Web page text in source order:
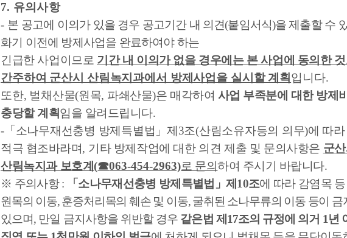
7. 유의사항
- 본 공고에 이의가 있을 경우 공고기간 내 의견(붙임서식)을 제출할 수
화기 이전에 방제사업을 완료하여야 하는
긴급한 사업이므로 기간 내 이의가 없을 경우에는 본 사업에 동의한
간주하여 군산시 산림녹지과에서 방제사업을 실시할 계획 입니다.
또한, 벌채 산물(원목, 파쇄산물)은 매각하여 사업 부족분에 대한 방제
충당할 계획임을 알려드립니다.
- 「 소나무재선충병 방제특별법 」제 3조(산림소유자등의 의무)에 따라
적극 협조바라며, 기타 방제작업에 대한 의견 제출 및 문의사항은 군
산림녹지과 보호계(☎063-454-2963)로 문의하여 주시기 바랍니다.
※ 주의사항: 「 소나무재선충병 방제특별법 」제 10조에 따라 감염목
원목의 이동,훈증처리목의 훼손 및 이동,굴취된 소나무류의 이동 등이 금
있으며, 만일 금지사항을 위반할 경우 같은법 제 17조의 규정에 의거 1년